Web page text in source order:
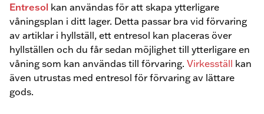
Entresol kan användas för att skapa ytterligare
våningsplan i ditt lager. Detta passar bra vid förvaring
av artiklar i hyllställ, ett entresol kan placeras över
hyllställen och du får sedan möjlighet till ytterligare en
våning som kan användas till förvaring. Virkesställ kan
även utrustas med entresol för förvaring av lättare
gods.